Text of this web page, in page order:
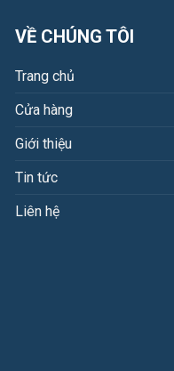
VỀ CHÚNG TÔI
Trang chủ
Cửa hàng
Giới thiệu
Tin tức
Liên hệ